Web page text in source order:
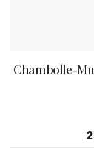
Chambolle-